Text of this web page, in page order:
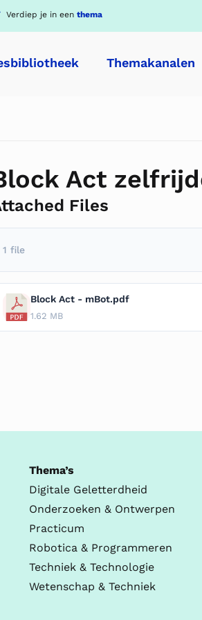
Verdiep je in eenthema
Themakanalen
Act
Files
1 file
Block Act - mBot.pdf
1.62 MB
Thema’s
Digitale Geletterdheid
Onderzoeken & Ontwerpen
Practicum
Robotica & Programmeren
Techniek & Technologie
Wetenschap & Techniek